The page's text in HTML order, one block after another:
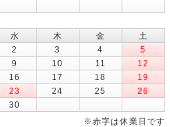
水 木 金
土
2 3 4
5
9 10 11
12
16 17 18
19
23 24 25
26
30
※赤字は休業日です